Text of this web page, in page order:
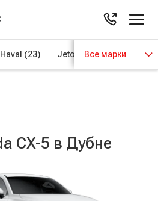
Haval (23) Jetour (8) Kaiyi (4)
Все марки
CX-5 в Дубне